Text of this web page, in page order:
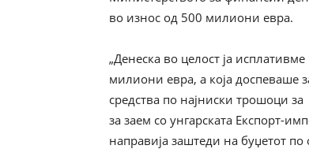
во износ од 500 милиони евра.
„Денеска во целост ја
милиони евра, а која доспеваше
средства по најниски трошоци
за заем со унгарската Експорт-
направија заштеди на буџетот